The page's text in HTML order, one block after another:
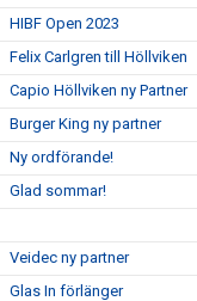
HIBF Open 2023
Felix Carlgren till Höllviken
Capio Höllviken ny Partner
Burger King ny partner
Ny ordförande!
Glad sommar!
Veidec ny partner
Glas In förlänger